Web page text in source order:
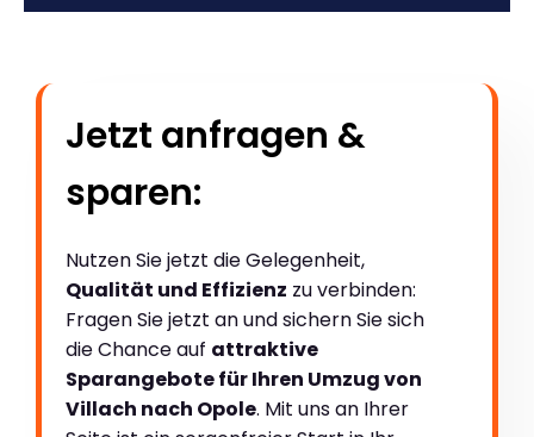
Jetzt anfragen &
sparen:
Nutzen Sie jetzt die Gelegenheit,
Qualität und Effizienz zu verbinden:
Fragen Sie jetzt an und sichern Sie sich
die Chance auf attraktive
Sparangebote für Ihren Umzug von
Villach nach Opole. Mit uns an Ihrer